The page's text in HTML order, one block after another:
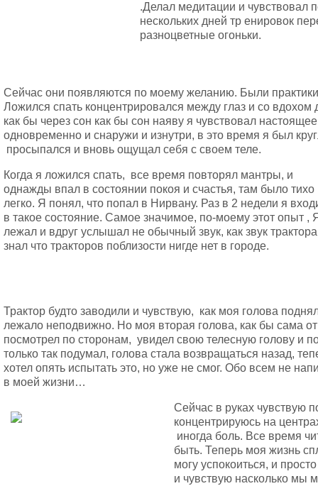
.Делал медитации и чувствовал
нескольких дней тр енировок
разноцветные огоньки.
Сейчас они появляются по моему желанию. Были
Ложился спать концентрировался между глаз и со вдохом
как бы через сон как бы сон наяву я чувствовал
одновременно и снаружи и изнутри, в это время я был
просыпался и вновь ощущал себя с своем теле.
Когда я ложился спать, все время повторял мантры, и
однажды впал в состоянии покоя и счастья, там было тихо
легко. Я понял, что попал в Нирвану. Раз в 2 недели я
в такое состояние. Самое значимое, по-моему этот опыт ,
лежал и вдруг услышал не обычный звук, как звук
знал что тракторов поблизости нигде нет в городе.
Трактор будто заводили и чувствую, как моя голова
лежало неподвижно. Но моя вторая голова, как бы сама
посмотрел по сторонам, увидел свою телесную голову и
только так подумал, голова стала возвращаться назад,
хотел опять испытать это, но уже не смог. Обо всем не
в моей жизни…
Сейчас в руках чувствую
концентрируюсь на
иногда боль. Все время
быть. Теперь моя жизнь
могу успокоиться, и
и чувствую насколько мы